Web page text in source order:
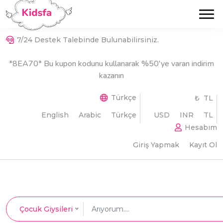
7/24 Destek Talebinde Bulunabilirsiniz.
*8EA70* Bu kupon kodunu kullanarak %50'ye varan indirim
kazanın
Türkçe
English
Arabic Türkçe
₺ TL
USD
INR
TL
Hesabım
Giriş Yapmak
Kayıt Ol
Çocuk Giysileri